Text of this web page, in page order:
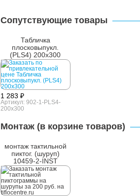
Сопутствующие товары
Табличка
плосковыпукл.
(PLS4) 200x300
1 283 ₽
Артикул: 902-1-PLS4-
200x300
Монтаж (в корзине товаров)
монтаж тактильной
пиктог. (шуруп)
10459-2-INST